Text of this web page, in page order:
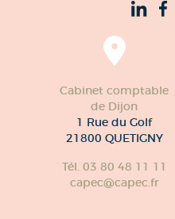
Cabinet comptable
de Dijon
1 Rue du Golf
21800 QUETIGNY
Tél. 03 80 48 11 11
capec@capec.fr